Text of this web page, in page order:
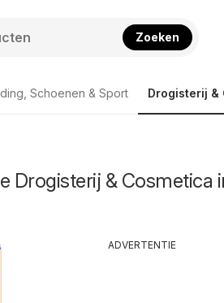
Zoeken
Schoenen & Sport Drogisterij &
Drogisterij & Cosmetica
ADVERTENTIE